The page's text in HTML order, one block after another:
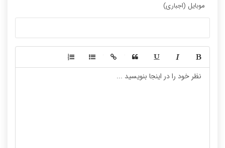
موبایل (اجباری)
-
-
-
-